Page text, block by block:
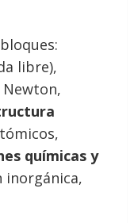
libre),
Newton,
químicas y
inorgánica,